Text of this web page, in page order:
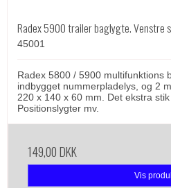
Radex 5900 trailer baglygte. Venstre
45001
Radex 5800 / 5900 multifunktions
indbygget nummerpladelys, og 2
220 x 140 x 60 mm. Det ekstra
Positionslygter mv.
149,00 DKK
Vis